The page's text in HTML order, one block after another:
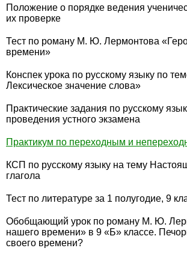
Положение о порядке ведения
их проверке
Тест по роману М. Ю. Лермонтова
времени»
Конспек урока по русскому языку по
Лексическое значение слова»
Практические задания по русскому
проведения устного экзамена
Практикум по переходным и
КСП по русскому языку на тему
глагола
Тест по литературе за 1 полугодие, 9
Обобщающий урок по роману М. Ю.
нашего времени» в 9 «Б» классе.
своего времени?